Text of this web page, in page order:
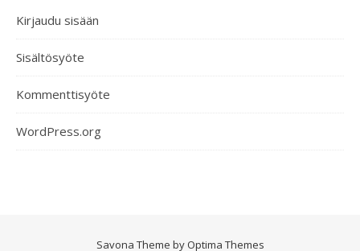
Kirjaudu sisään
Sisältösyöte
Kommenttisyöte
WordPress.org
Savona Theme by Optima Themes